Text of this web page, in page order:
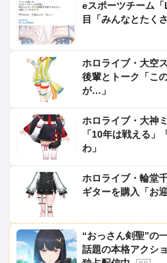
eスポーツチーム
目「みんなとたく
ホロライブ・大空
後輩とトーク「こ
が…」
ホロライブ・大神
「10年は戦える」
わ」
ホロライブ・輪堂
ギターを購入「お
“おっさん剣聖”の
話題の本格アクシ